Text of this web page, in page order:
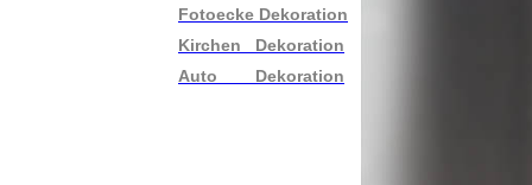
Fotoecke Dekoration
Kirchen Dekoration
Auto Dekoration